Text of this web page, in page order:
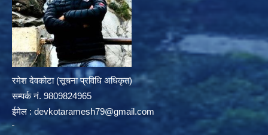
रमेश देवकोटा (सूचना प्रविधि अधिकृत)
सम्पर्क न‌ं. 9809824965
ईमेल : devkotaramesh79@gmail.com